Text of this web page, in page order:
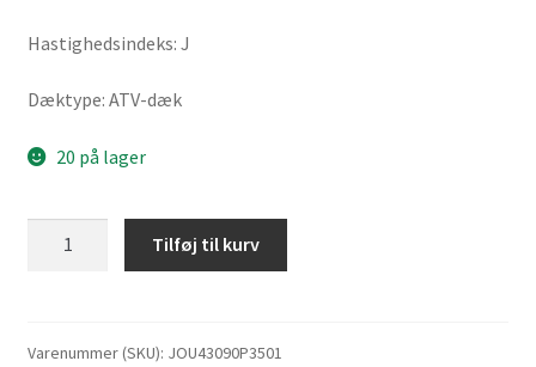
Hastighedsindeks: J
Dæktype: ATV-dæk
20 på lager
8PR
Tilføj til kurv
Varenummer (SKU): JOU43090P3501